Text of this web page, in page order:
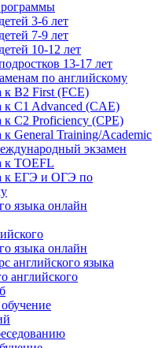
3-6 лет
7-9 лет
10-12 лет
13-17 лет
по английскому
к B2 First (FCE)
к C1 Advanced (CAE)
к C2 Proficiency (CPE)
к General Training/Academic
экзамен
к TOEFL
к ЕГЭ и ОГЭ по
языка онлайн
языка онлайн
английского языка
английского